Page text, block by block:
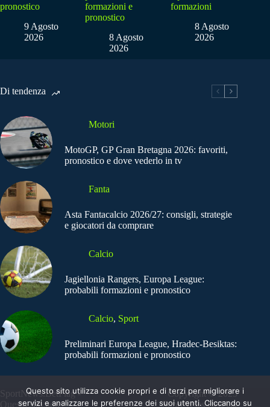
pronostico
9 Agosto
2026
formazioni e
pronostico
8 Agosto
2026
formazioni
8 Agosto
2026
Di tendenza
Motori
MotoGP, GP Gran Bretagna 2026: favoriti,
pronostico e dove vederlo in tv
Fanta
Asta Fantacalcio 2026/27: consigli, strategie
e giocatori da comprare
Calcio
Jagiellonia Rangers, Europa League:
probabili formazioni e pronostico
Calcio, Sport
Preliminari Europa League, Hradec-Besiktas:
probabili formazioni e pronostico
SportNews.BetFlag -
Questo sito non
Copyright © 2025
SportNews BetFlag
Questo sito utilizza cookie propri e di terzi per migliorare i
servizi e analizzare le preferenze dei suoi utenti. Cliccando su